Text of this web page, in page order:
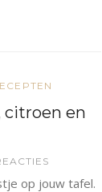
en
op jouw tafel.